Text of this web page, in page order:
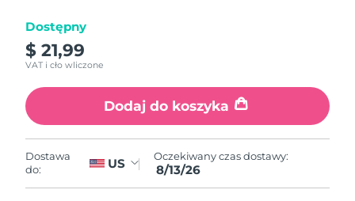
Dostępny
$ 21,99
VAT i cło wliczone
Dodaj do koszyka
Dostawa
do:
US Oczekiwany czas dostawy:
8/13/26
Izrael
Włochy
12/8/26
Oczekiwany czas dostawy
15/8/26
Jersey
Oczekiwany czas dostawy
17/8/26